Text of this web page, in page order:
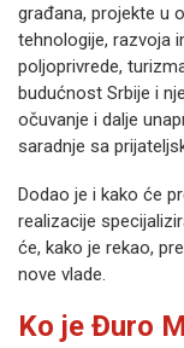
građana, projekte u
tehnologije, razvoja
poljoprivrede,
budućnost Srbije i
očuvanje i dalje
saradnje sa
Dodao je i kako će
realizacije
će, kako je rekao,
nove vlade.
Ko je Đuro